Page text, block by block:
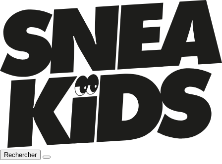
Rechercher